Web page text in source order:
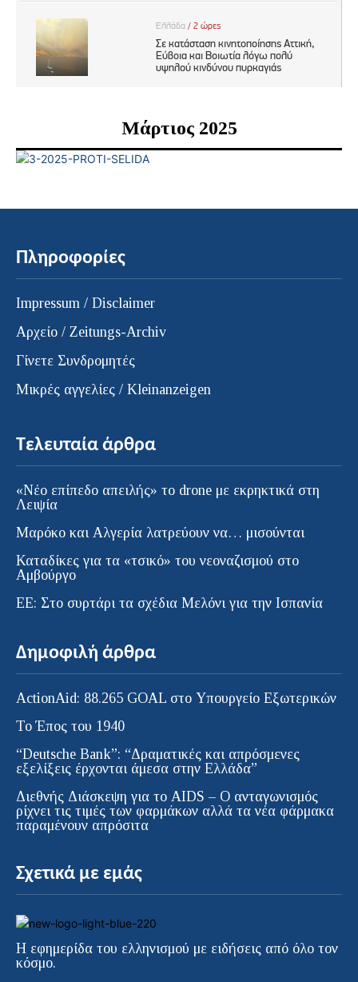
Μάρτιος 2025
Πληροφορίες
Impressum / Disclaimer
Αρχείο / Zeitungs-Archiv
Γίνετε Συνδρομητές
Μικρές αγγελίες / Kleinanzeigen
Τελευταία άρθρα
«Νέο επίπεδο απειλής» το drone με εκρηκτικά στη
Λειψία
Μαρόκο και Αλγερία λατρεύουν να… μισούνται
Καταδίκες για τα «τσικό» του νεοναζισμού στο
Αμβούργο
ΕΕ: Στο συρτάρι τα σχέδια Μελόνι για την Ισπανία
Δημοφιλή άρθρα
ActionAid: 88.265 GOAL στο Υπουργείο Εξωτερικών
Το Έπος του 1940
“Deutsche Bank”: “Δραματικές και απρόσμενες
εξελίξεις έρχονται άμεσα στην Ελλάδα”
Διεθνής Διάσκεψη για το AIDS – Ο ανταγωνισμός
ρίχνει τις τιμές των φαρμάκων αλλά τα νέα φάρμακα
παραμένουν απρόσιτα
Σχετικά με εμάς
Η εφημερίδα του ελληνισμού με ειδήσεις από όλο τον
κόσμο.